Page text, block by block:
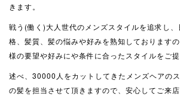
きます。
戦う(働く)大人世代のメンズスタイルを追求し
格、髪質、髪の悩みや好みを熟知しております
様の要望や好みにや条件に合ったスタイルをご提
述べ、30000人をカットしてきたメンズヘアの
の髪を担当させて頂きますので、安心してご来店